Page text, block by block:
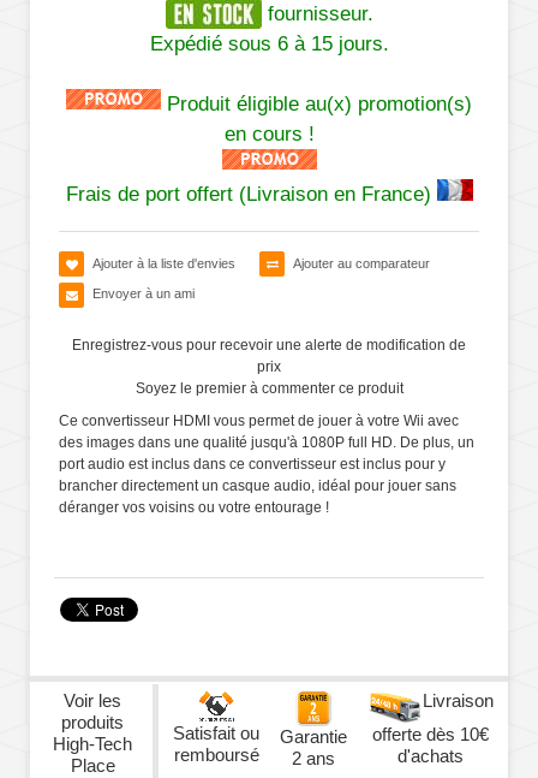
fournisseur.
Expédié sous 6 à 15 jours.
Produit éligible au(x) promotion(s)
en cours !
Frais de port offert (Livraison en France)
Ajouter à la liste d'envies Ajouter au comparateur
Envoyer à un ami
Enregistrez-vous pour recevoir une alerte de modification de
prix
Soyez le premier à commenter ce produit
Ce convertisseur HDMI vous permet de jouer à votre Wii avec
des images dans une qualité jusqu'à 1080P full HD. De plus, un
port audio est inclus dans ce convertisseur est inclus pour y
brancher directement un casque audio, idéal pour jouer sans
déranger vos voisins ou votre entourage !
Voir les
produits
High-Tech
Place
Satisfait ou
remboursé
Garantie
2 ans
Livraison
offerte dès 10€
d'achats